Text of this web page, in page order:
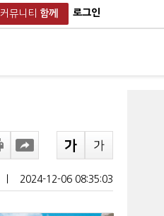
커뮤니티 함께 로그인
2024-12-06 08:35:03